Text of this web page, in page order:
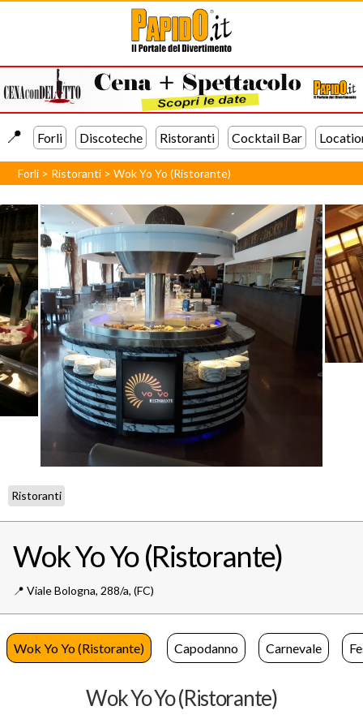
📍️ Forli Discoteche Ristoranti Cocktail Bar
Forli > Ristoranti >Wok Yo Yo (Ristorante)
Ristoranti
Wok Yo Yo (Ristorante)
📍️ Viale Bologna, 288/a, (FC)
Wok Yo Yo (Ristorante) Capodanno Carnevale
Wok Yo Yo (Ristorante)